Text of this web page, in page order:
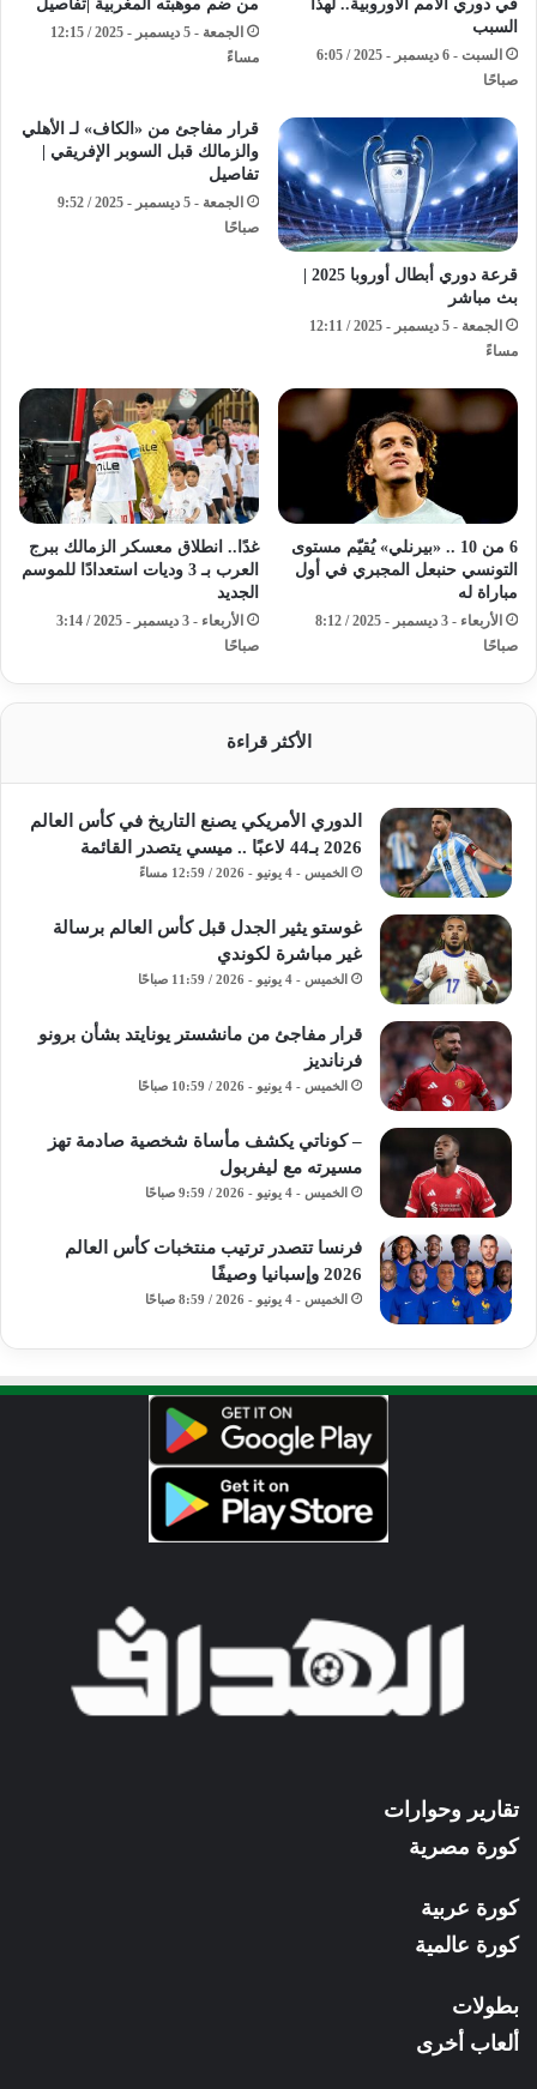
في دوري الأمم الأوروبية.. لهذا
السبب
السبت - 6 ديسمبر - 2025 / 6:05
صباحًا
من ضم موهبته المغربية |تفاصيل
الجمعة - 5 ديسمبر - 2025 / 12:15
مساءً
بث مباشر
الجمعة - 5 ديسمبر - 2025 / 12:11
مساءً
قرار مفاجئ من «الكاف» لـ الأهلي
والزمالك قبل السوبر الإفريقي |
تفاصيل
الجمعة - 5 ديسمبر - 2025 / 9:52
صباحًا
6 من 10 .. «بيرنلي» يُقيّم مستوى
التونسي حنبعل المجبري في أول
مباراة له
الأربعاء - 3 ديسمبر - 2025 / 8:12
صباحًا
غدًا.. انطلاق معسكر الزمالك ببرج
العرب بـ 3 وديات استعدادًا للموسم
الجديد
الأربعاء - 3 ديسمبر - 2025 / 3:14
صباحًا
الأكثر قراءة
الدوري الأمريكي يصنع التاريخ في كأس العالم
2026 بـ44 لاعبًا .. ميسي يتصدر القائمة
الخميس - 4 يونيو - 2026 / 12:59 مساءً
غوستو يثير الجدل قبل كأس العالم برسالة
غير مباشرة لكوندي
الخميس - 4 يونيو - 2026 / 11:59 صباحًا
قرار مفاجئ من مانشستر يونايتد بشأن برونو
فرنانديز
الخميس - 4 يونيو - 2026 / 10:59 صباحًا
– كوناتي يكشف مأساة شخصية صادمة تهز
مسيرته مع ليفربول
الخميس - 4 يونيو - 2026 / 9:59 صباحًا
فرنسا تتصدر ترتيب منتخبات كأس العالم
2026 وإسبانيا وصيفًا
الخميس - 4 يونيو - 2026 / 8:59 صباحًا
تقارير وحوارات
كورة مصرية
كورة عربية
كورة عالمية
بطولات
ألعاب أخرى